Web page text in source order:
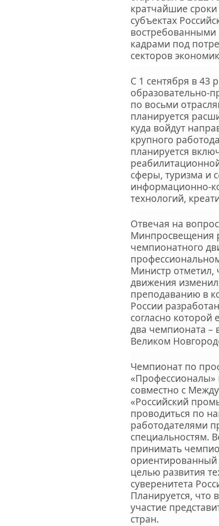
кратчайшие
субъектах
кадрами под
секторов
С 1 сентября в 43
образовательно-
по восьми
планируется
куда войдут
крупного
планируется
сферы, туризма и
информационно-
технологий,
Отвечая на
Минпросвещения
чемпионатного
Министр отметил,
движения
преподаванию в
России
согласно которой
два чемпионата –
Великом
Чемпионат по
«Профессионалы»
совместно с
«Российский
проводиться по
работодателями
специальностям.
принимать
ориентированный
целью развития
суверенитета
Планируется, что
участие
стран.